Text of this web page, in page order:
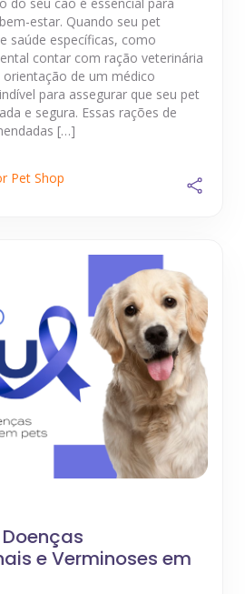
do seu cão é essencial para
estar. Quando seu pet
saúde específicas, como
contar com ração veterinária
orientação de um médico
para assegurar que seu pet
e segura. Essas rações de
[…]
Pet Shop
e Verminoses em